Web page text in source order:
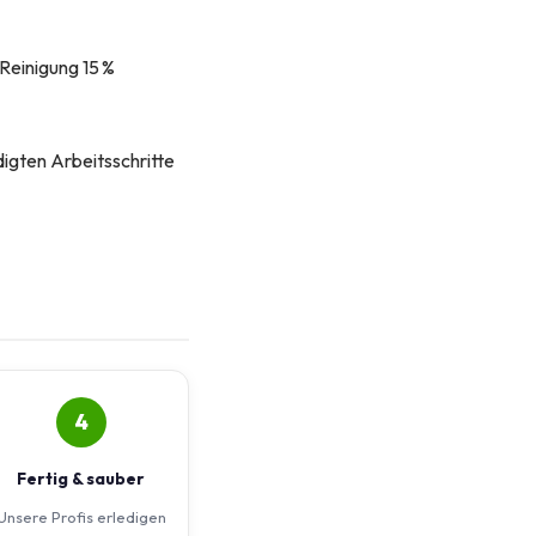
15 %
Arbeitsschritte
4
Fertig & sauber
Profis erledigen